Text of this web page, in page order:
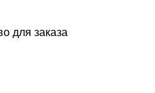
для заказа